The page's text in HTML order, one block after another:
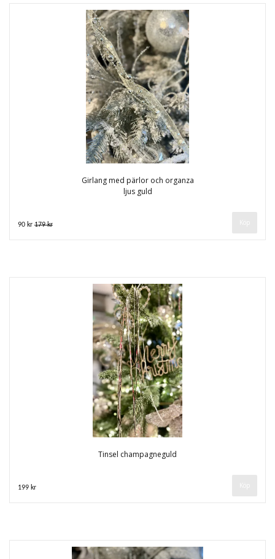
Girlang med pärlor och organza
ljus guld
90 kr 179 kr
Tinsel champagneguld
199 kr